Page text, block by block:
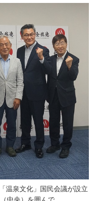
温泉文化」国民会議が設立